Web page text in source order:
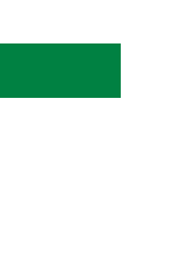
Dieses
weist